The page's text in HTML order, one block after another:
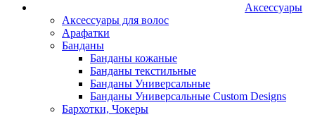
Аксессуары
Аксессуары для волос
Арафатки
Банданы
Банданы кожаные
Банданы текстильные
Банданы Универсальные
Банданы Универсальные Custom Designs
Бархотки, Чокеры